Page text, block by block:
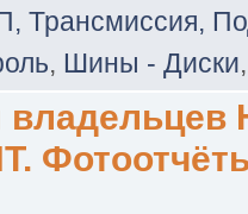
, Шины - Диски